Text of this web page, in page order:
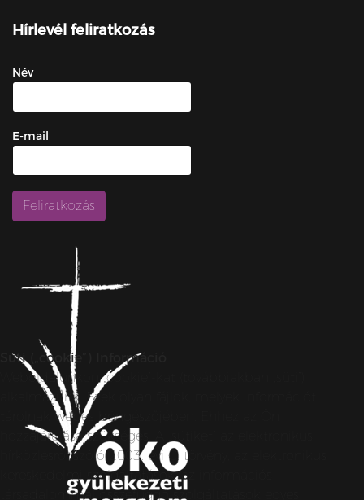
Hírlevél feliratkozás
Név
E-mail
Süti („cookie”) Információ
Weboldalunkon „cookie”-kat (továbbiakban „süti”)
alkalmazunk. Ezek olyan fájlok, melyek információt
tárolnak webes böngészőjében. Ehhez az Ön
hozzájárulása szükséges. A „sütiket” az elektronikus
hírközlésről szóló 2003. évi C. törvény, az elektronikus
kereskedelmi szolgáltatások, az információs
társadalommal összefüggő szolgáltatások egyes